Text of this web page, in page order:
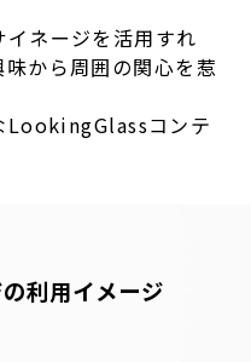
ネージを活用すれ
から周囲の関心を惹
LookingGlassコンテ
利用イメージ